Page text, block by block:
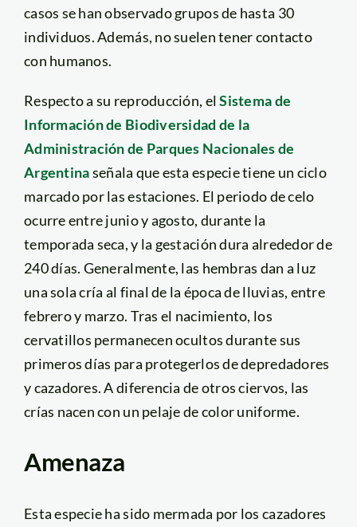
casos se han observado grupos de hasta 30
individuos. Además, no suelen tener contacto
con humanos.
Respecto a su reproducción, elSistema de
Información de Biodiversidad de la
Administración de Parques Nacionales de
Argentinaseñala queesta especie tiene un ciclo
marcado por las estaciones. El periodo de celo
ocurre entre junio y agosto, durante la
temporada seca, y la gestación dura alrededor de
240 días. Generalmente, las hembras dan a luz
una sola cría al final de la época de lluvias, entre
febrero y marzo. Tras el nacimiento, los
cervatillos permanecen ocultos durante sus
primeros días para protegerlos de depredadores
y cazadores. A diferencia de otros ciervos, las
crías nacen con un pelaje de color uniforme.
Amenaza
Esta especie ha sido mermada por los cazadores